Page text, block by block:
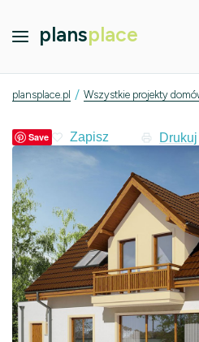
plansplace
plansplace.pl / Wszystkie projekty
Save Drukuj